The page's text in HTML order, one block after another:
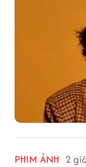
PHIM ẢNH 2